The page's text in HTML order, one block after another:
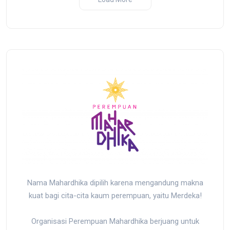
Nama Mahardhika dipilih karena mengandung makna
kuat bagi cita-cita kaum perempuan, yaitu Merdeka!
Organisasi Perempuan Mahardhika berjuang untuk